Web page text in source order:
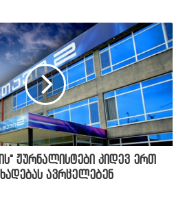
ჟურნალისტები კიდევ ერთ
ავრცელებენ